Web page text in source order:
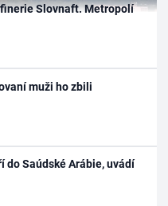
Slovnaft. Metropolí
muži ho zbili
do Saúdské Arábie, uvádí